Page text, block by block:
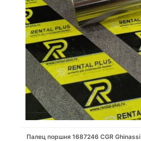
Палец поршня 1687246 CGR Ghinassi